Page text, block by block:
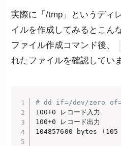
実際に「/tmp」というディ
イルを作成してみるとこん
ファイル作成コマンド後、
れたファイルを確認してい
# dd if=/dev/zero of=/
100+0 レコード入力
100+0 レコード出力
104857600 bytes
( 105